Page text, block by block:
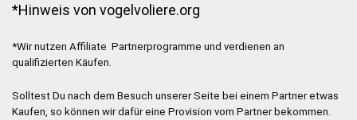
*Hinweis von vogelvoliere.org
*Wir nutzen Affiliate Partnerprogramme und verdienen an
qualifizierten Käufen.
Solltest Du nach dem Besuch unserer Seite bei einem Partner etwas
Kaufen, so können wir dafür eine Provision vom Partner bekommen.